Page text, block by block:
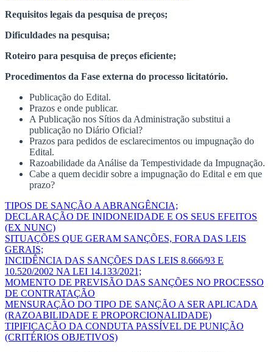
Requisitos legais da pesquisa de preços;
Dificuldades na pesquisa;
Roteiro para pesquisa de preços eficiente;
Procedimentos da Fase externa do processo licitatório.
Publicação do Edital.
Prazos e onde publicar.
A Publicação nos Sítios da Administração substitui a
publicação no Diário Oficial?
Prazos para pedidos de esclarecimentos ou impugnação do
Edital.
Razoabilidade da Análise da Tempestividade da Impugnação.
Cabe a quem decidir sobre a impugnação do Edital e em que
prazo?
TIPOS DE SANÇÃO A ABRANGÊNCIA;
DECLARAÇÃO DE INIDONEIDADE E OS SEUS EFEITOS
(EX NUNC)
SITUAÇÕES QUE GERAM SANÇÕES, FORA DAS LEIS
GERAIS;
INCIDÊNCIA DAS SANÇÕES DAS LEIS 8.666/93 E
10.520/2002 NA LEI 14.133/2021;
MOMENTO DE PREVISÃO DAS SANÇÕES NO PROCESSO
DE CONTRATAÇÃO
MENSURAÇÃO DO TIPO DE SANÇÃO A SER APLICADA
(RAZOABILIDADE E PROPORCIONALIDADE)
TIPIFICAÇÃO DA CONDUTA PASSÍVEL DE PUNIÇÃO
(CRITÉRIOS OBJETIVOS)